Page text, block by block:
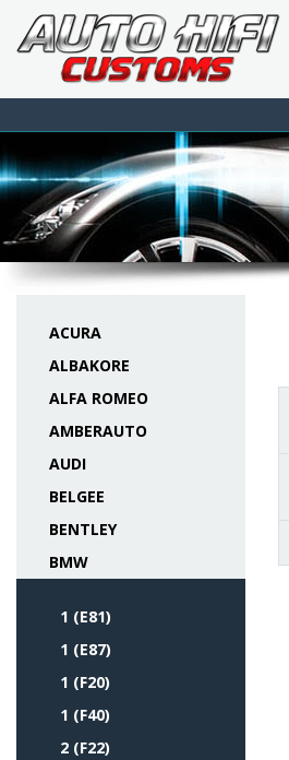
ACURA
ALBAKORE
ALFA ROMEO
AMBERAUTO
AUDI
BELGEE
BENTLEY
BMW
1 (E81)
1 (E87)
1 (F20)
1 (F40)
2 (F22)